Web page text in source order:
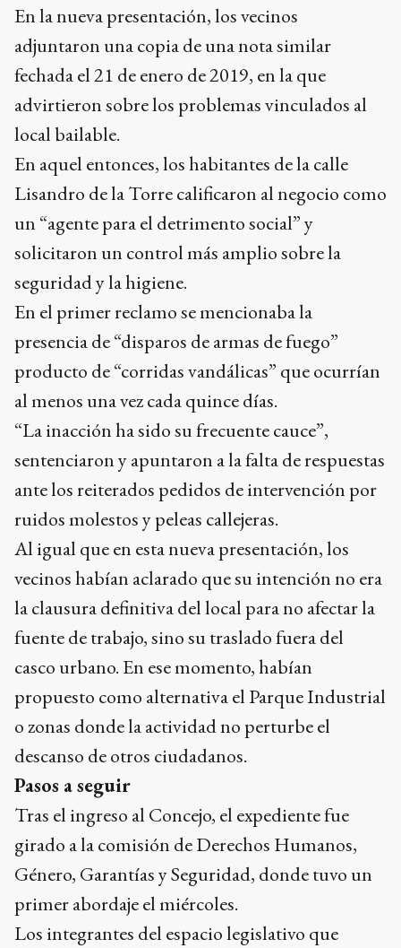
En la nueva presentación, los vecinos
adjuntaron una copia de una nota similar
fechada el 21 de enero de 2019, en la que
advirtieron sobre los problemas vinculados al
local bailable.
En aquel entonces, los habitantes de la calle
Lisandro de la Torre calificaron al negocio como
un “agente para el detrimento social” y
solicitaron un control más amplio sobre la
seguridad y la higiene.
En el primer reclamo se mencionaba la
presencia de “disparos de armas de fuego”
producto de “corridas vandálicas” que ocurrían
al menos una vez cada quince días.
“La inacción ha sido su frecuente cauce”,
sentenciaron y apuntaron a la falta de respuestas
ante los reiterados pedidos de intervención por
ruidos molestos y peleas callejeras.
Al igual que en esta nueva presentación, los
vecinos habían aclarado que su intención no era
la clausura definitiva del local para no afectar la
fuente de trabajo, sino su traslado fuera del
casco urbano. En ese momento, habían
propuesto como alternativa el Parque Industrial
o zonas donde la actividad no perturbe el
descanso de otros ciudadanos.
Pasos a seguir
Tras el ingreso al Concejo, el expediente fue
girado a la comisión de Derechos Humanos,
Género, Garantías y Seguridad, donde tuvo un
primer abordaje el miércoles.
Los integrantes del espacio legislativo que